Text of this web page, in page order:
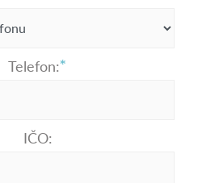
Telefon:
IČO: